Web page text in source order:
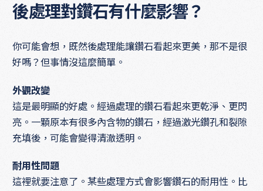
後處理對鑽石有什麼影響？
你可能會想，既然後處理能讓鑽石看起來更美，那不是很
好嗎？但事情沒這麼簡單。
外觀改變
這是最明顯的好處。經過處理的鑽石看起來更乾淨、更閃
亮。一顆原本有很多內含物的鑽石，經過激光鑽孔和裂隙
充填後，可能會變得清澈透明。
耐用性問題
這裡就要注意了。某些處理方式會影響鑽石的耐用性。比